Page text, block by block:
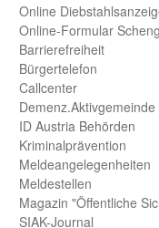
Online
Online-Formular
Barriere­freiheit
Bürger­telefon
Call­center
Demenz.Aktiv­gemeinde
ID Austria Behörden
Kriminal­prävention
Melde­an­ge­le­gen­heiten
Meld­estellen
Magazin "Öffentliche
SIAK-Journal